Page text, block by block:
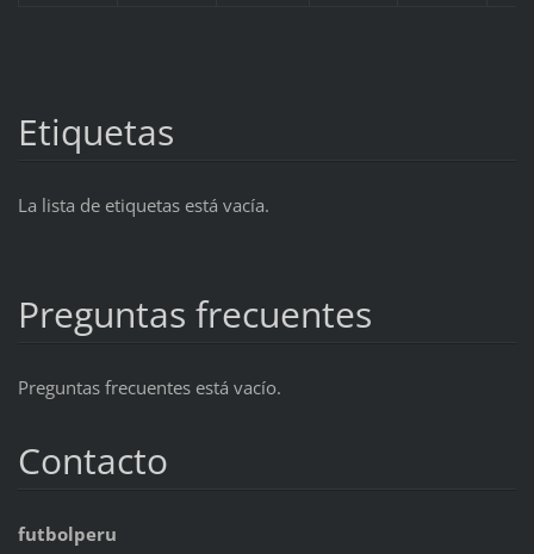
Etiquetas
La lista de etiquetas está vacía.
Preguntas frecuentes
Preguntas frecuentes está vacío.
Contacto
futbolperu